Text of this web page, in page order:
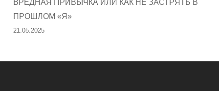
ВРЕДНАЯ ПРИВЫЧКА ИЛИ КАК НЕ ЗАСТРЯТЬ В
ПРОШЛОМ «Я»
21.05.2025